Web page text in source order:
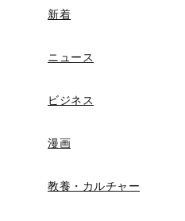
新着
ニュース
ビジネス
漫画
教養・カルチャー